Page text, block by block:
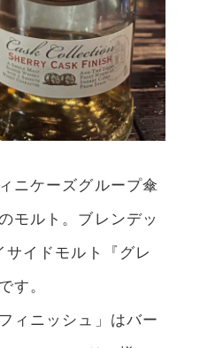
ニケーズグループ傘
モルト。ブレンデッ
サイドモルト『グレ
す。
ィニッシュ」はバー